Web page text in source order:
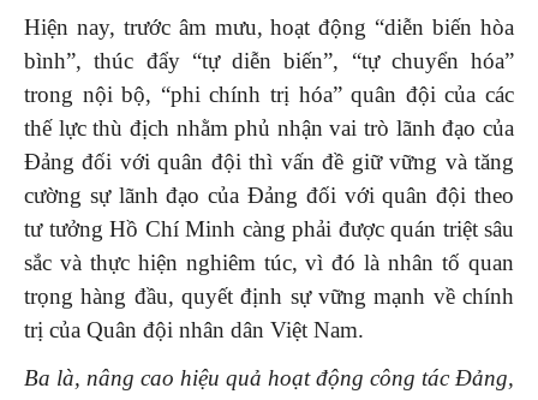
Hiện nay, trước âm mưu, hoạt động “diễn biến hòa
bình”, thúc đẩy “tự diễn biến”, “tự chuyển hóa”
trong nội bộ, “phi chính trị hóa” quân đội của các
thế lực thù địch nhằm phủ nhận vai trò lãnh đạo của
Đảng đối với quân đội thì vấn đề giữ vững và tăng
cường sự lãnh đạo của Đảng đối với quân đội theo
tư tưởng Hồ Chí Minh càng phải được quán triệt sâu
sắc và thực hiện nghiêm túc, vì đó là nhân tố quan
trọng hàng đầu, quyết định sự vững mạnh về chính
trị của Quân đội nhân dân Việt Nam.
Ba là, nâng cao hiệu quả hoạt động công tác Đảng,